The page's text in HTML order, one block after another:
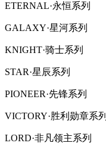
ETERNAL·永恒系列
GALAXY·星河系列
KNIGHT·骑士系列
STAR·星辰系列
PIONEER·先锋系列
VICTORY·胜利勋章系列
LORD·非凡领主系列